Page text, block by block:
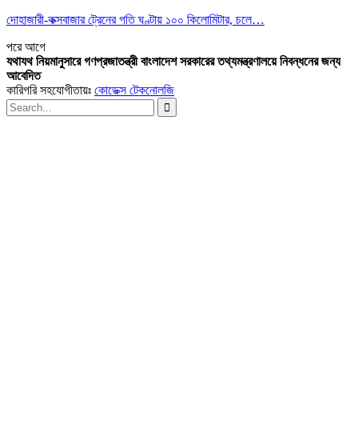
দোহাজারী-কক্সবাজার ট্রেনের গতি ঘণ্টায় ১০০ কিলোমিটার, চলে…
পরেআগে
যথাযথ নিয়মানুসারে গণপ্রজাতন্ত্রী বাংলাদেশ সরকারের তথ্যমন্ত্রণালয়ে নিবন্ধনের জন্য
আবেদিত
কারিগরি সহযোগীতায়ঃ কোডেক্স টেকনোলজি